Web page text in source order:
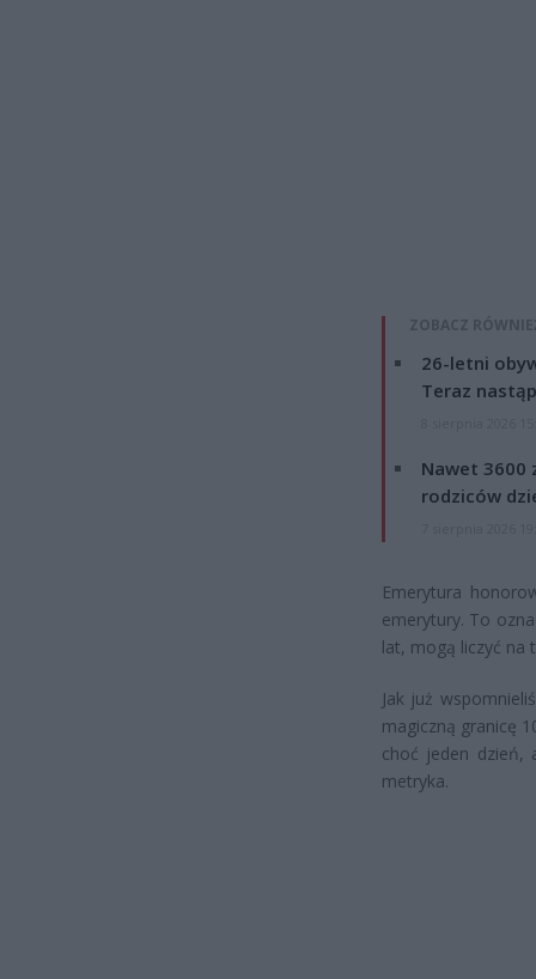
ZOBACZ
26-letni
Teraz
Nawet 3600
rodziców
Emerytura
emerytury. To
lat, mogą liczyć na
Jak już
magiczną granicę
choć jeden dzień,
metryka.